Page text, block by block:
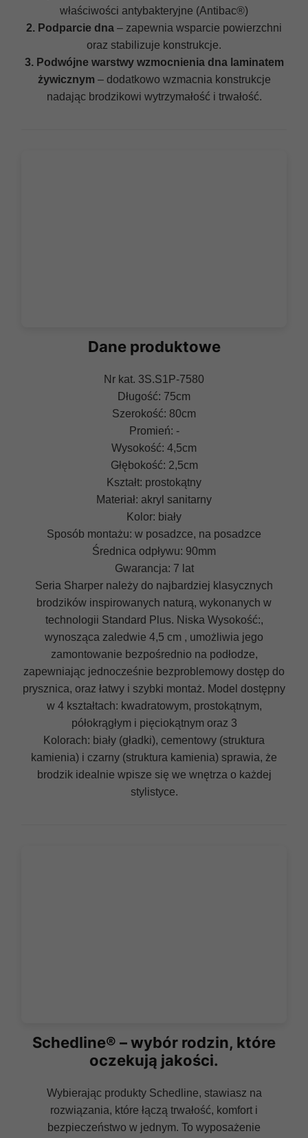
właściwości antybakteryjne (Antibac®)
2. Podparcie dna – zapewnia wsparcie powierzchni
oraz stabilizuje konstrukcje.
3. Podwójne warstwy wzmocnienia dna laminatem
żywicznym – dodatkowo wzmacnia konstrukcje
nadając brodzikowi wytrzymałość i trwałość.
Dane produktowe
Nr kat. 3S.S1P-7580
Długość: 75cm
Szerokość: 80cm
Promień: -
Wysokość: 4,5cm
Głębokość: 2,5cm
Kształt: prostokątny
Materiał: akryl sanitarny
Kolor: biały
Sposób montażu: w posadzce, na posadzce
Średnica odpływu: 90mm
Gwarancja: 7 lat
Seria Sharper należy do najbardziej klasycznych
brodzików inspirowanych naturą, wykonanych w
technologii Standard Plus. Niska Wysokość:,
wynosząca zaledwie 4,5 cm , umożliwia jego
zamontowanie bezpośrednio na podłodze,
zapewniając jednocześnie bezproblemowy dostęp do
prysznica, oraz łatwy i szybki montaż. Model dostępny
w 4 kształtach: kwadratowym, prostokątnym,
półokrągłym i pięciokątnym oraz 3
Kolorach: biały (gładki), cementowy (struktura
kamienia) i czarny (struktura kamienia) sprawia, że
brodzik idealnie wpisze się we wnętrza o każdej
stylistyce.
Schedline® – wybór rodzin, które
oczekują jakości.
Wybierając produkty Schedline, stawiasz na
rozwiązania, które łączą trwałość, komfort i
bezpieczeństwo w jednym. To wyposażenie